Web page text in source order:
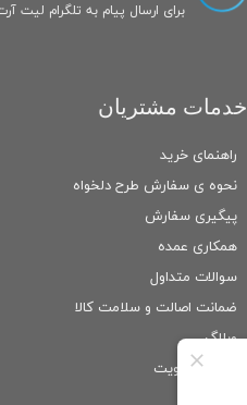
راهنمای خرید
نحوه ی سفارش طرح دلخواه
پیگیری سفارش
همکاری عمده
سوالات متداول
ضمانت اصالت و سلامت كالا
وبلاگ
خدمات مشتریان
برای ارسال پیام به تلگرام لیت
عضویت